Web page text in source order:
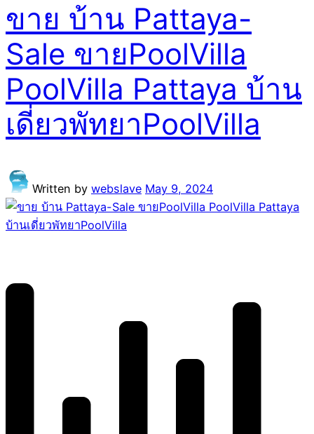
ขาย บ้าน Pattaya-
Sale ขายPoolVilla
PoolVilla Pattaya บ้าน
เดี่ยวพัทยาPoolVilla
Written by webslave May 9, 2024